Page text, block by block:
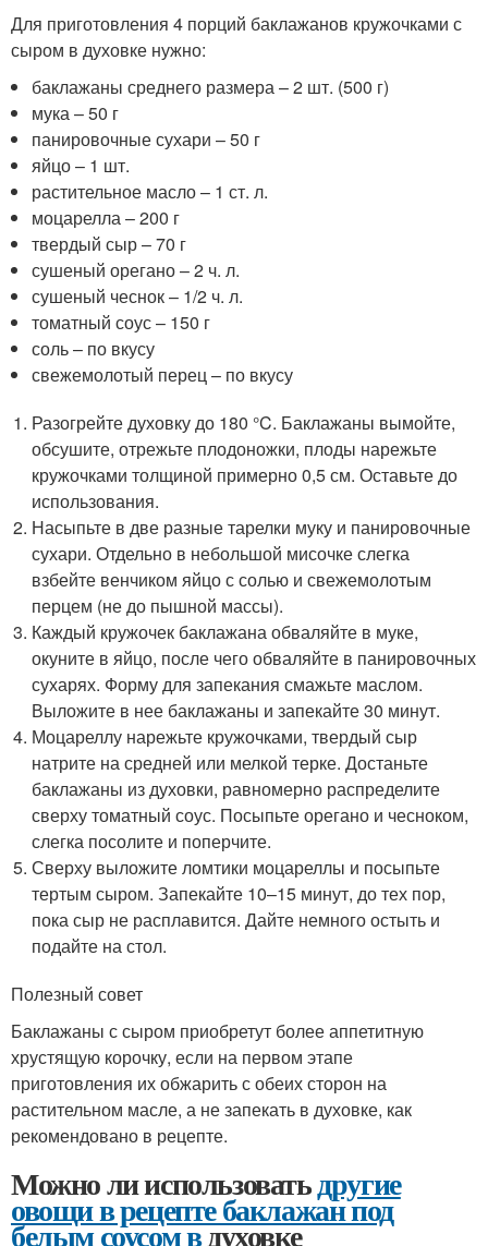
Для приготовления 4 порций баклажанов кружочками с
сыром в духовке нужно:
баклажаны среднего размера – 2 шт. (500 г)
мука – 50 г
панировочные сухари – 50 г
яйцо – 1 шт.
растительное масло – 1 ст. л.
моцарелла – 200 г
твердый сыр – 70 г
сушеный орегано – 2 ч. л.
сушеный чеснок – 1/2 ч. л.
томатный соус – 150 г
соль – по вкусу
свежемолотый перец – по вкусу
Разогрейте духовку до 180 °C. Баклажаны вымойте,
обсушите, отрежьте плодоножки, плоды нарежьте
кружочками толщиной примерно 0,5 см. Оставьте до
использования.
Насыпьте в две разные тарелки муку и панировочные
сухари. Отдельно в небольшой мисочке слегка
взбейте венчиком яйцо с солью и свежемолотым
перцем (не до пышной массы).
Каждый кружочек баклажана обваляйте в муке,
окуните в яйцо, после чего обваляйте в панировочных
сухарях. Форму для запекания смажьте маслом.
Выложите в нее баклажаны и запекайте 30 минут.
Моцареллу нарежьте кружочками, твердый сыр
натрите на средней или мелкой терке. Достаньте
баклажаны из духовки, равномерно распределите
сверху томатный соус. Посыпьте орегано и чесноком,
слегка посолите и поперчите.
Сверху выложите ломтики моцареллы и посыпьте
тертым сыром. Запекайте 10–15 минут, до тех пор,
пока сыр не расплавится. Дайте немного остыть и
подайте на стол.
Полезный совет
Баклажаны с сыром приобретут более аппетитную
хрустящую корочку, если на первом этапе
приготовления их обжарить с обеих сторон на
растительном масле, а не запекать в духовке, как
рекомендовано в рецепте.
Можно ли использоватьдругие
овощи в рецепте баклажан под
белым соусом вдуховке